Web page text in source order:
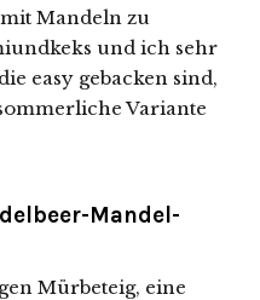
Mandeln zu
und ich sehr
easy gebacken sind,
Variante
Mandel-
Mürbeteig, eine